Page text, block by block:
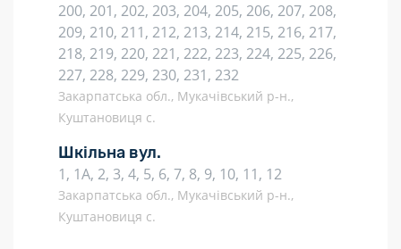
200, 201, 202, 203, 204, 205, 206, 207, 208,
209, 210, 211, 212, 213, 214, 215, 216, 217,
218, 219, 220, 221, 222, 223, 224, 225, 226,
227, 228, 229, 230, 231, 232
Закарпатська обл., Мукачівський р-н.,
Куштановиця с.
Шкільна вул.
1, 1А, 2, 3, 4, 5, 6, 7, 8, 9, 10, 11, 12
Закарпатська обл., Мукачівський р-н.,
Куштановиця с.